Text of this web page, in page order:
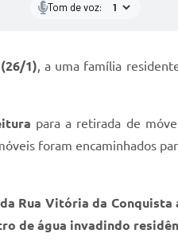
Tom de voz:
1), a uma família
para a retirada de
foram encaminhados
Rua Vitória da
de água invadindo